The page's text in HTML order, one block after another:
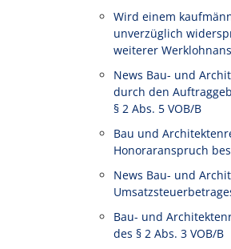
Wird einem
unverzüglich
weiterer
News Bau- und
durch den
§ 2 Abs. 5 VOB/B
Bau und
Honoraranspruch
News Bau- und
Bau- und
des § 2 Abs. 3 VOB/B